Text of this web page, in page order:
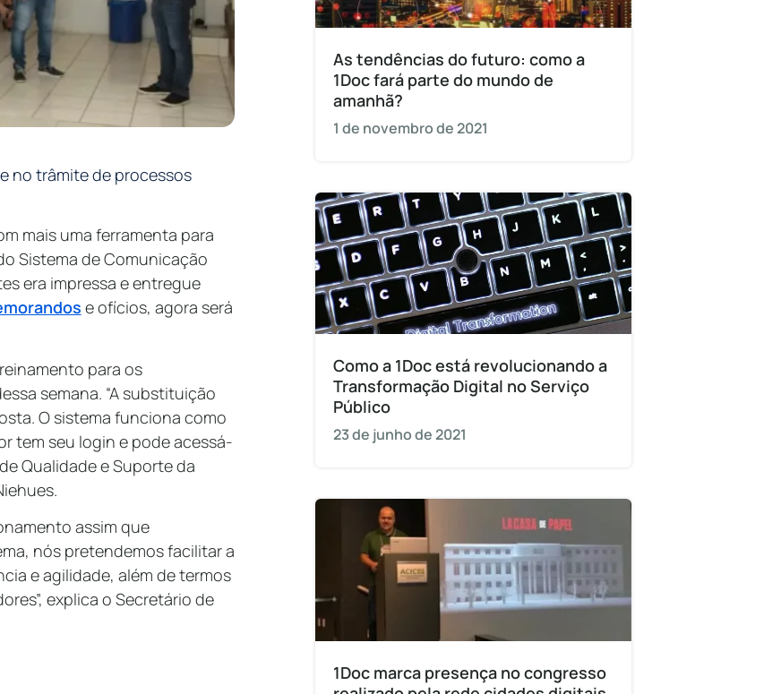
no trâmite de processos
mais uma ferramenta para
Sistema de Comunicação
era impressa e entregue
e ofícios, agora será
para os
semana. “A substituição
O sistema funciona como
tem seu login e pode acessá-
Qualidade e Suporte da
assim que
nós pretendemos facilitar a
e agilidade, além de termos
explica o Secretário de
As tendências do futuro: como a
1Doc fará parte do mundo de
amanhã?
1 de novembro de 2021
Como a 1Doc está revolucionando a
Transformação Digital no Serviço
Público
23 de junho de 2021
1Doc marca presença no congresso